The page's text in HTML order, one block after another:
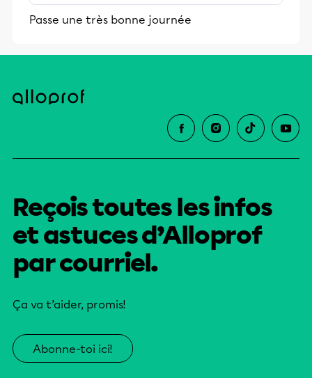
stimulants, Alloprof engage les élèves
et leurs parents dans la réussite
Passe une très bonne journée
Reçois toutes les infos
et astuces d’Alloprof
par courriel.
Ça va t’aider, promis!
Abonne-toi ici!